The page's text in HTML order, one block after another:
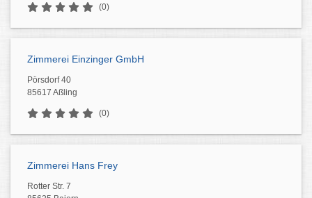
(0)
Zimmerei Einzinger GmbH
Pörsdorf 40
85617 Aßling
(0)
Zimmerei Hans Frey
Rotter Str. 7